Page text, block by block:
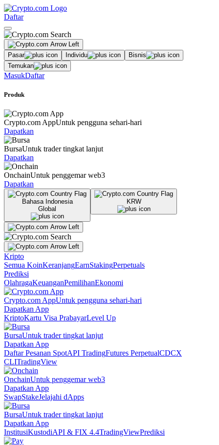
Daftar
Pasar Individu
Bisnis
Temukan
MasukDaftar
Produk
Crypto.com AppUntuk pengguna sehari-hari
Dapatkan
BursaUntuk trader tingkat lanjut
Dapatkan
OnchainUntuk penggemar web3
Dapatkan
Bahasa Indonesia
Global
KRW
Kripto
Semua KoinKeranjangEarnStakingPerpetuals
Prediksi
OlahragaKeuanganPemilihanEkonomi
Crypto.com AppUntuk pengguna sehari-hari
Dapatkan App
KriptoKartu Visa PrabayarLevel Up
BursaUntuk trader tingkat lanjut
Dapatkan App
Daftar Pesanan SpotAPI TradingFutures PerpetualCDCX
CLITradingView
OnchainUntuk penggemar web3
Dapatkan App
SwapStakeJelajahi dApps
BursaUntuk trader tingkat lanjut
Dapatkan App
InstitusiKustodiAPI & FIX 4.4TradingViewPrediksi